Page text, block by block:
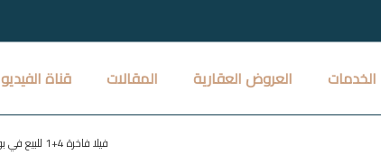
الخدمات العروض العقارية المقالات قناة الفيديو
فيلا فاخرة 4+1 للبيع في بودروم بتصميم راقي وإطلالة ساحرة